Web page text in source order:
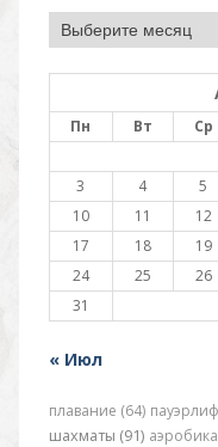
Архив
Пн Вт Ср
3
4 5
10
11 12
17
18 19
24
25 26
31
« Июл
плавание (64)
шахматы (91)